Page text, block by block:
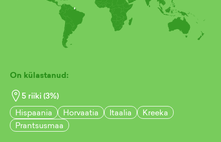
On külastanud:
5 riiki (3%)
Hispaania
Horvaatia Itaalia
Kreeka
Prantsusmaa